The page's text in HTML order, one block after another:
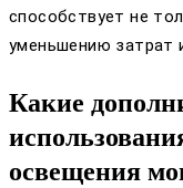
способствует не
уменьшению затрат
Какие
освещения